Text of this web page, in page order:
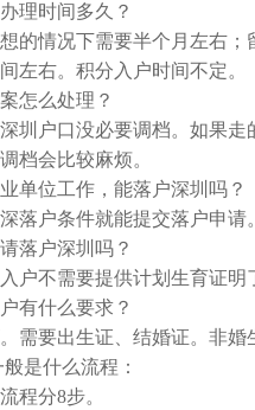
时间多久？
情况下需要半个月左右；
左右。积分入户时间不定。
么处理？
户口没必要调档。如果走
档会比较麻烦。
位工作，能落户深圳吗？
户条件就能提交落户申请
户深圳吗？
不需要提供计划生育证明
什么要求？
要出生证、结婚证。非婚
是什么流程：
分8步。